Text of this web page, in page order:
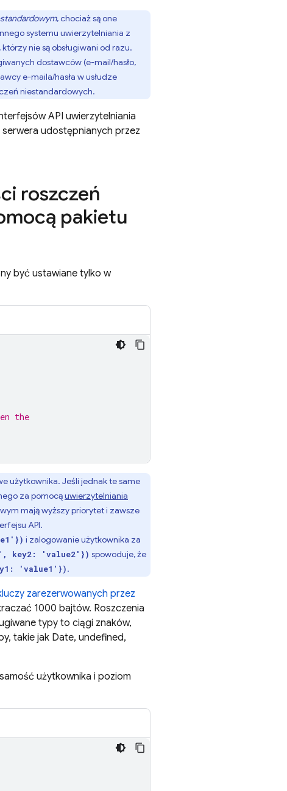
, chociaż są one
systemu uwierzytelniania z
nie są obsługiwani od razu.
dostawców (e-mail/hasło,
e-maila/hasła w usłudze
niestandardowych.
API uwierzytelniania
udostępnianych przez
roszczeń
pakietu
być ustawiane tylko w
the
użytkownika. Jeśli jednak te same
za pomocąuwierzytelniania
mają wyższy priorytet i zawsze
API.
i zalogowanie użytkownika za
key2: 'value2'}) spowoduje, że
'value1'}).
zarezerwowanych przez
1000 bajtów. Roszczenia
typy to ciągi znaków,
takie jak Date, undefined,
użytkownika i poziom